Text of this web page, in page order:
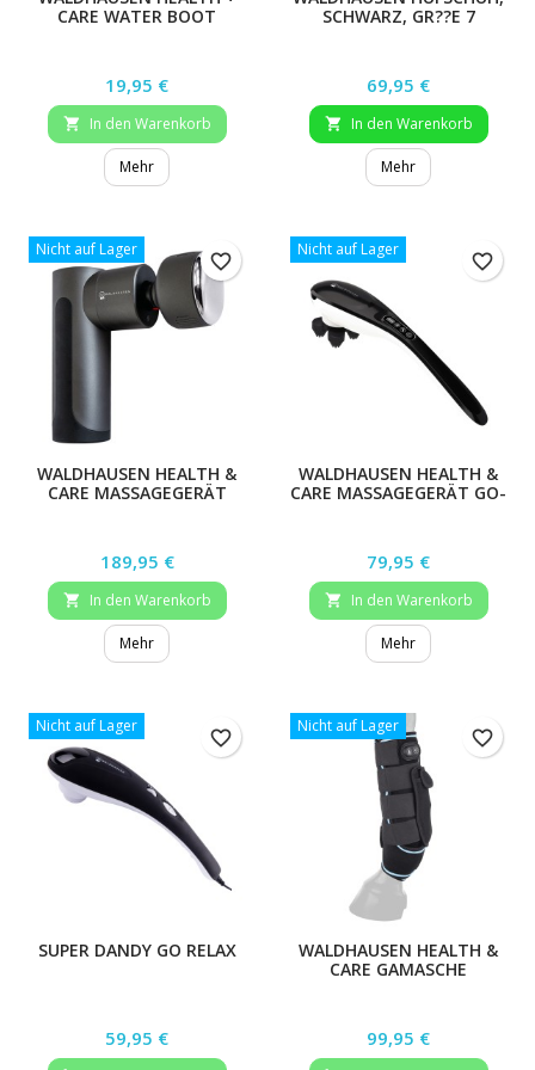
CARE WATER BOOT
Preis
19,95 €
 In den Warenkorb
Mehr
SCHWARZ, GR??E 7
Preis
69,95 €
 In den Warenkorb
Mehr
Nicht auf Lager
WALDHAUSEN HEALTH &
CARE MASSAGEGERÄT
Preis
189,95 €
 In den Warenkorb
Mehr
favorite_border
Nicht auf Lager
WALDHAUSEN HEALTH &
CARE MASSAGEGERÄT GO-
Preis
79,95 €
 In den Warenkorb
Mehr
favorite_border
Nicht auf Lager
SUPER DANDY GO RELAX
Preis
59,95 €
favorite_border
Nicht auf Lager
WALDHAUSEN HEALTH &
CARE GAMASCHE
Preis
99,95 €
favorite_border